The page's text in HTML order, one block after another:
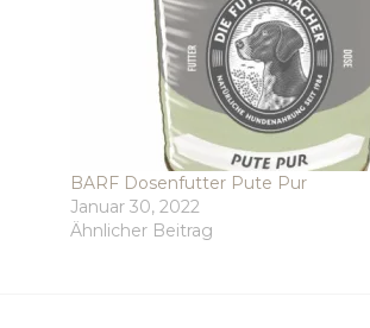
BARF Dosenfutter Pute Pur
Januar 30, 2022
Ähnlicher Beitrag